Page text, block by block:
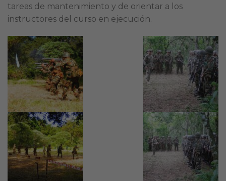
tareas de mantenimiento y de orientar a los
instructores del curso en ejecución.